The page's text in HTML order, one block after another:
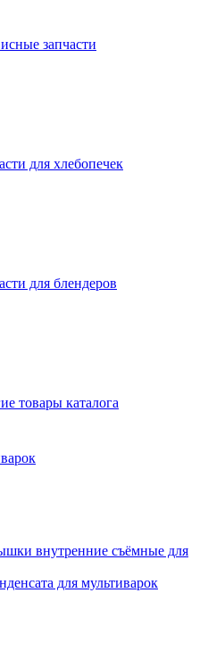
запчасти
для хлебопечек
для блендеров
товары каталога
внутренние съёмные для
для мультиварок